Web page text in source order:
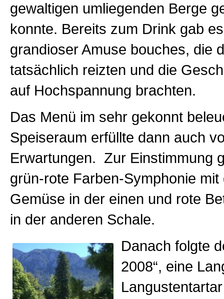
gewaltigen umliegenden Berge
konnte. Bereits zum Drink gab
grandioser Amuse bouches, die
tatsächlich reizten und die
auf Hochspannung brachten.
Das Menü im sehr gekonnt
Speiseraum erfüllte dann auch
Erwartungen. Zur Einstimmung
grün-rote Farben-Symphonie mit
Gemüse in der einen und rote
in der anderen Schale.
Danach folgte
2008“, eine